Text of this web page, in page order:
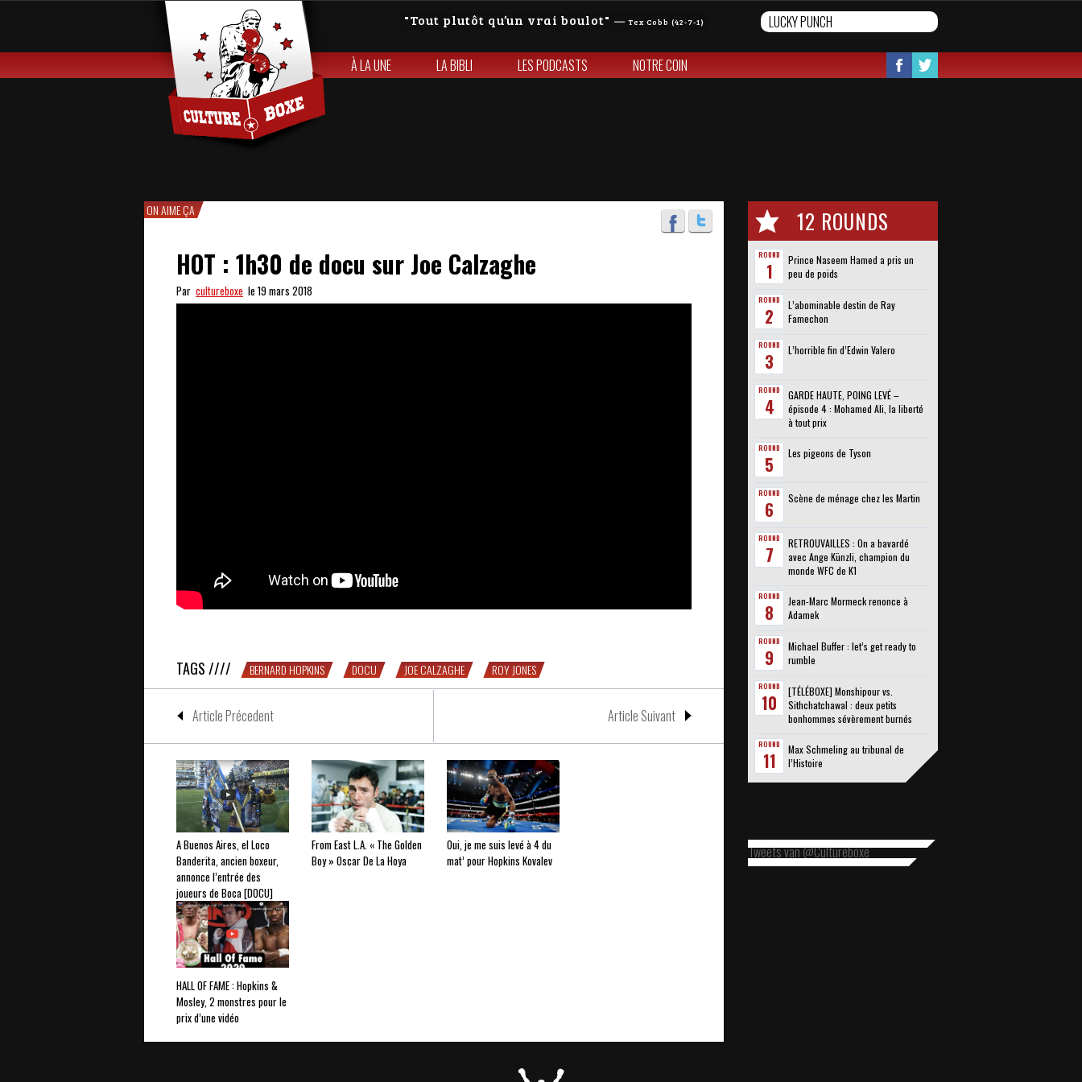
Tout plutôt qu’un vrai boulot — Tex Cobb (42-7-1)
À LA UNE LA BIBLI LES PODCASTS NOTRE COIN
12 ROUNDS
ROUND
1
Prince Naseem Hamed a pris un
peu de poids
ROUND
2
L’abominable destin de Ray
Famechon
ROUND
3 L’horrible fin d’Edwin Valero
ROUND
4
GARDE HAUTE, POING LEVÉ –
épisode 4 : Mohamed Ali, la liberté
à tout prix
ROUND
5 Les pigeons de Tyson
ROUND
6 Scène de ménage chez les Martin
ROUND
7
RETROUVAILLES : On a bavardé
avec Ange Künzli, champion du
monde WFC de K1
ROUND
8
Jean-Marc Mormeck renonce à
Adamek
ROUND
9
Michael Buffer : let’s get ready to
rumble
ROUND
10
[TÉLÉBOXE] Monshipour vs.
Sithchatchawal : deux petits
bonhommes sévèrement burnés
ROUND
11
Max Schmeling au tribunal de
l’Histoire
Tweets van @Cultureboxe
ON AIME ÇA
HOT : 1h30 de docu sur Joe Calzaghe
Par cultureboxe le 19 mars 2018
TAGS //// BERNARD HOPKINS DOCU JOE CALZAGHE ROY JONES
Article Précedent Article Suivant
A Buenos Aires, el Loco
Banderita, ancien boxeur,
annonce l’entrée des
joueurs de Boca [DOCU]
From East L.A. « The Golden
Boy » Oscar De La Hoya
Oui, je me suis levé à 4 du
mat’ pour Hopkins Kovalev
HALL OF FAME : Hopkins &
Mosley, 2 monstres pour le
prix d’une vidéo